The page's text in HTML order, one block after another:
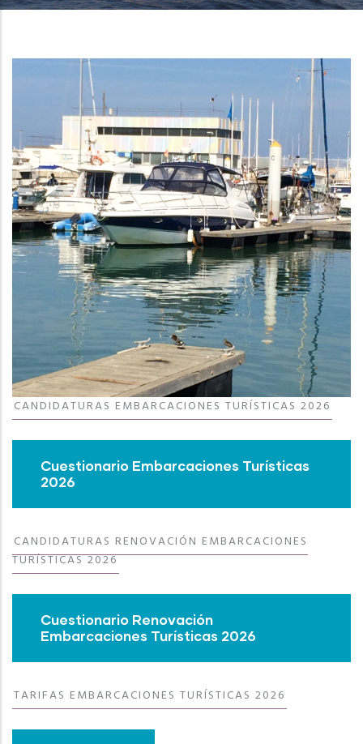
CANDIDATURAS EMBARCACIONES TURÍSTICAS 2026
Cuestionario Embarcaciones Turísticas
2026
CANDIDATURAS RENOVACIÓN EMBARCACIONES
TURÍSTICAS 2026
Cuestionario Renovación
Embarcaciones Turísticas 2026
TARIFAS EMBARCACIONES TURÍSTICAS 2026